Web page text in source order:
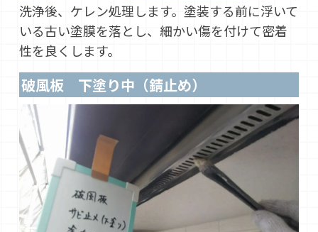
洗浄後、ケレン処理します。塗装する前に浮いて
いる古い塗膜を落とし、細かい傷を付けて密着
性を良くします。
破風板 下塗り中（錆止め）